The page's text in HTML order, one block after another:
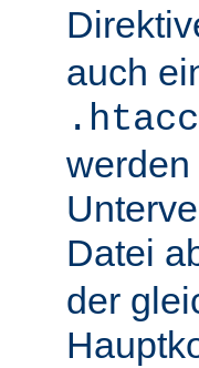
auch
Datei
der